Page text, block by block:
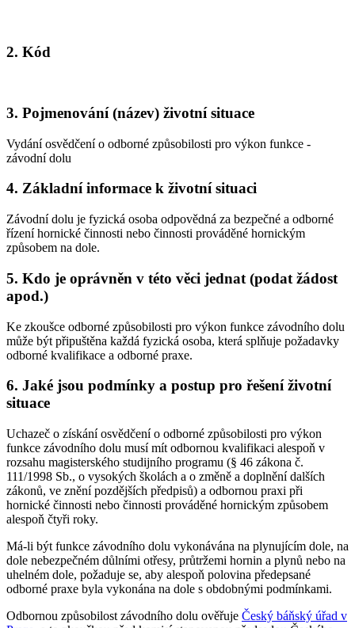
2. Kód
3. Pojmenování (název) životní situace
Vydání osvědčení o odborné způsobilosti pro výkon funkce -
závodní dolu
4. Základní informace k životní situaci
Závodní dolu je fyzická osoba odpovědná za bezpečné a odborné
řízení hornické činnosti nebo činnosti prováděné hornickým
způsobem na dole.
5. Kdo je oprávněn v této věci jednat (podat žádost
apod.)
Ke zkoušce odborné způsobilosti pro výkon funkce závodního dolu
může být připuštěna každá fyzická osoba, která splňuje požadavky
odborné kvalifikace a odborné praxe.
6. Jaké jsou podmínky a postup pro řešení životní
situace
Uchazeč o získání osvědčení o odborné způsobilosti pro výkon
funkce závodního dolu musí mít odbornou kvalifikaci alespoň v
rozsahu magisterského studijního programu (§ 46 zákona č.
111/1998 Sb., o vysokých školách a o změně a doplnění dalších
zákonů, ve znění pozdějších předpisů) a odbornou praxi při
hornické činnosti nebo činnosti prováděné hornickým způsobem
alespoň čtyři roky.
Má-li být funkce závodního dolu vykonávána na plynujícím dole, na
dole nebezpečném důlními otřesy, průtržemi hornin a plynů nebo na
uhelném dole, požaduje se, aby alespoň polovina předepsané
odborné praxe byla vykonána na dole s obdobnými podmínkami.
Odbornou způsobilost závodního dolu ověřuje Český báňský úřad v